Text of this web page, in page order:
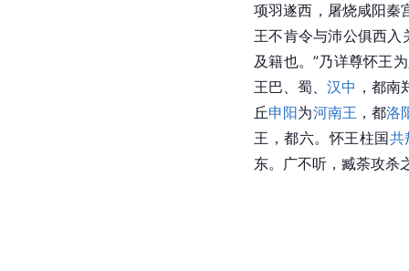
项羽遂西，屠烧咸阳秦
王不肯令与沛公俱西入
及籍也。”乃详尊怀王
王巴、蜀、汉中 ，都南
丘申阳为河南王 ，都洛
王 ，都六。怀王柱国共
东。广不听，臧荼攻杀